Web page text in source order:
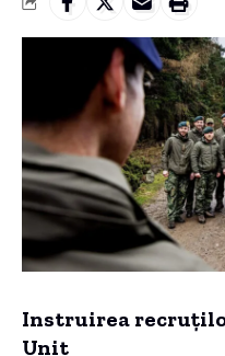
Instruirea
Unit